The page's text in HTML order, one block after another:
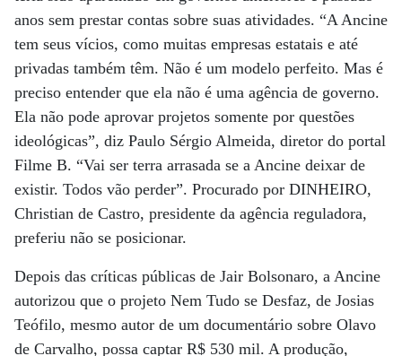
anos sem prestar contas sobre suas atividades. “A Ancine
tem seus vícios, como muitas empresas estatais e até
privadas também têm. Não é um modelo perfeito. Mas é
preciso entender que ela não é uma agência de governo.
Ela não pode aprovar projetos somente por questões
ideológicas”, diz Paulo Sérgio Almeida, diretor do portal
Filme B. “Vai ser terra arrasada se a Ancine deixar de
existir. Todos vão perder”. Procurado por DINHEIRO,
Christian de Castro, presidente da agência reguladora,
preferiu não se posicionar.
Depois das críticas públicas de Jair Bolsonaro, a Ancine
autorizou que o projeto Nem Tudo se Desfaz, de Josias
Teófilo, mesmo autor de um documentário sobre Olavo
de Carvalho, possa captar R$ 530 mil. A produção,